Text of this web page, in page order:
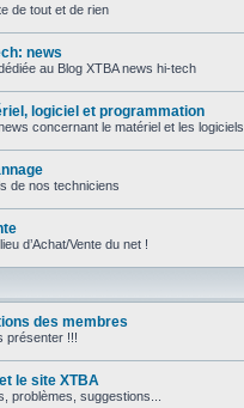
de tout et de rien
news
au Blog XTBA news hi-tech
logiciel et programmation
concernant le matériel et les logiciels
de nos techniciens
d’Achat/Vente du net !
des membres
présenter !!!
le site XTBA
problèmes, suggestions...